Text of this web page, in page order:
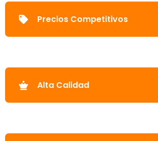
Precios Competitivos
Alta Calidad